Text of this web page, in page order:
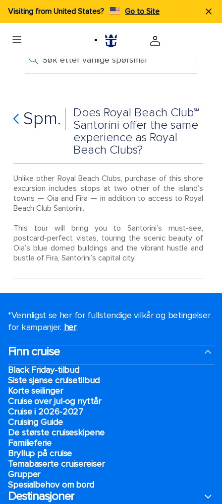
Visiting from United States? Go to Site
Søk etter vanlige spørsmål
Spm.
Does Royal Beach Club℠
Santorini offer the same
experience as Royal
Beach Clubs?
Unlike other Royal Beach Clubs, purchase of this shore
excursion includes stops at two other of the island’s
towns — Oia and Fira — in addition to access to Royal
Beach Club Santorini.
This tour will bring you to Santorini’s must-see,
postcard-perfect vistas, touring the scenic beauty of
Oia’s blue domed buildings and the vibrant hustle and
bustle of Fira, Santorini’s capital city.
*Vennligst se her for fullstendige vilkår og betingelser
for kampanjer. her.
Finn cruise
Black Friday-tilbud
Siste sjanse cruisetilbud
Korte seilinger
Cruise over jul-og nyttår
Cruise i 2026-2027
Cruising Guide
De største cruiseskipene
Familieferie
Bryllup på cruise
Temabaserte cruisereiser
Grupper
Spesialbehov om bord
Destinasjoner